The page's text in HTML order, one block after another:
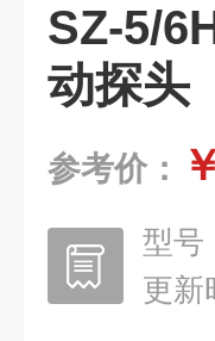
SZ-5/
动探头
参考价：
型号
更新